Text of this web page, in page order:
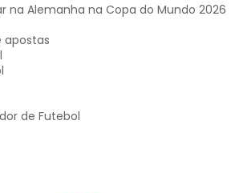
na Alemanha na Copa do Mundo 2026
apostas
de Futebol